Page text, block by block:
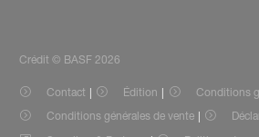
Crédit © BASF 2026
Contact Édition
Conditions
Conditions générales de vente